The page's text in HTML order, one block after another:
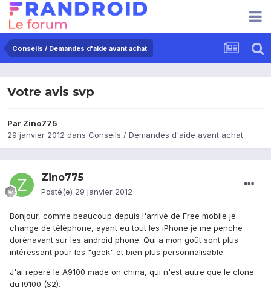
Conseils / Demandes d'aide avant achat
Votre avis svp
Par Zino775
29 janvier 2012 dans Conseils / Demandes d'aide avant achat
Zino775
Posté(e) 29 janvier 2012
Bonjour, comme beaucoup depuis l'arrivé de Free mobile je
change de téléphone, ayant eu tout les iPhone je me penche
dorénavant sur les android phone. Qui a mon goût sont plus
intéressant pour les "geek" et bien plus personnalisable.
J'ai reperè le A9100 made on china, qui n'est autre que le clone
du I9100 (S2).